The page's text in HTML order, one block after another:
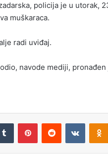
policija je u utorak,
muškaraca.
radi uviđaj.
navode mediji,